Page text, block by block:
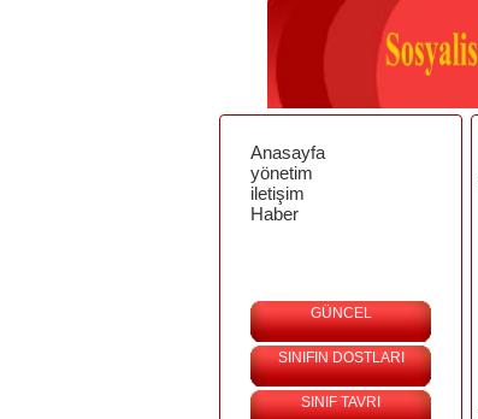
Anasayfa
yönetim
iletişim
Haber
GÜNCEL
SINIFIN DOSTLARI
SINIF TAVRI